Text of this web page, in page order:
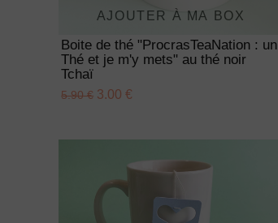
AJOUTER À MA BOX
Boite de thé "ProcrasTeaNation : un
Thé et je m'y mets" au thé noir
Tchaï
5.90 € 3.00 €